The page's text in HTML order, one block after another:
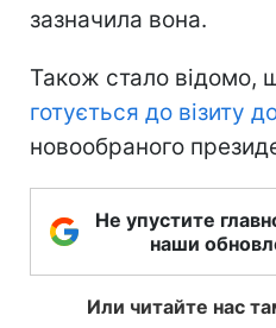
зазначила вона.
Також стало відомо,
готується до візиту
новообраного
Не упустите
наши
Или читайте нас